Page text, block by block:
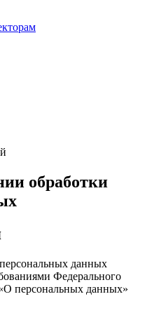
обработки
данных
Федерального
персональных данных»